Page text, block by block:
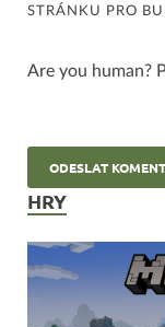
STRÁNKU PRO
Are you human?
HRY